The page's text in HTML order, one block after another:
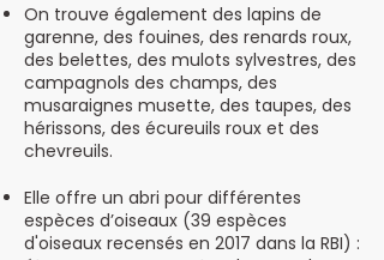
On trouve également des lapins de
garenne, des fouines, des renards roux,
des belettes, des mulots sylvestres, des
campagnols des champs, des
musaraignes musette, des taupes, des
hérissons, des écureuils roux et des
chevreuils.
Elle offre un abri pour différentes
espèces d’oiseaux (39 espèces
d'oiseaux recensés en 2017 dans la RBI) :